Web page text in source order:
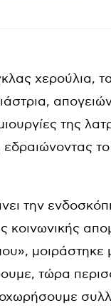
χερούλια,
της
εδραιώνοντας
την
κοινωνικής
μοιράστηκε
τώρα